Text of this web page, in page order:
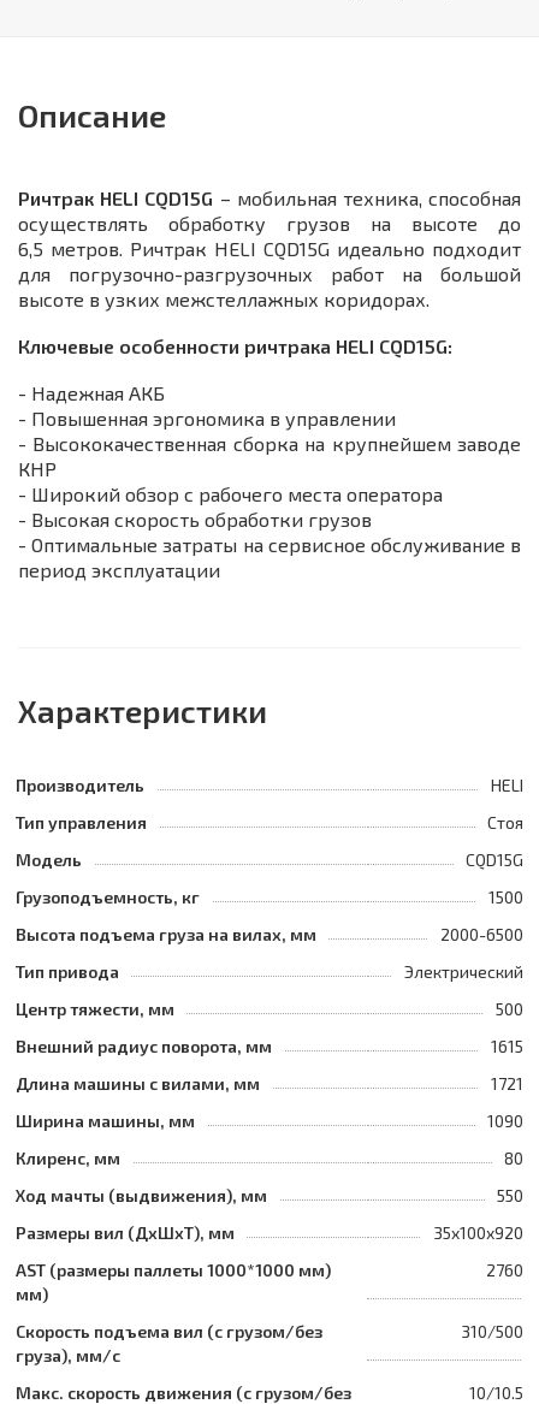
Описание
Ричтрак HELI CQD15G – мобильная техника, способная
осуществлять обработку грузов на высоте до
6,5 метров. Ричтрак HELI CQD15G идеально подходит
для погрузочно-разгрузочных работ на большой
высоте в узких межстеллажных коридорах.
Ключевые особенности ричтрака HELI CQD15G:
- Надежная АКБ
- Повышенная эргономика в управлении
- Высококачественная сборка на крупнейшем заводе
КНР
- Широкий обзор с рабочего места оператора
- Высокая скорость обработки грузов
- Оптимальные затраты на сервисное обслуживание в
период эксплуатации
Характеристики
Производитель
HELI
Тип управления
Стоя
Модель
CQD15G
Грузоподъемность, кг
1500
Высота подъема груза на вилах, мм
2000-6500
Тип привода
Электрический
Центр тяжести, мм
500
Внешний радиус поворота, мм
1615
Длина машины с вилами, мм
1721
Ширина машины, мм
1090
Клиренс, мм
80
Ход мачты (выдвижения), мм
550
Размеры вил (ДхШхТ), мм
35x100x920
AST (размеры паллеты 1000*1000 мм)
мм)
2760
Скорость подъема вил (с грузом/без
груза), мм/с
310/500
Макс. скорость движения (с грузом/без
10/10.5